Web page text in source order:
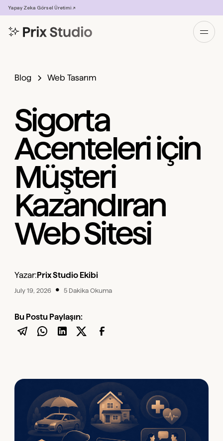
Yapay Zeka Görsel Üretimi ↗
Blog Web Tasarım
Sigorta
Acenteleri için
Müşteri
Kazandıran
Web Sitesi
Yazar: Prix Studio Ekibi
July 19, 2026 • 5 Dakika Okuma
Bu Postu Paylaşın: